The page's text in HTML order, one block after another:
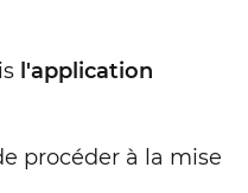
l'application
procéder à la mise